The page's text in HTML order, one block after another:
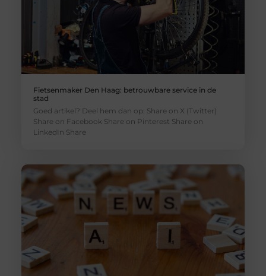
Fietsenmaker Den Haag: betrouwbare service in de
stad
Goed artikel? Deel hem dan op: Share on X (Twitter)
Share on Facebook Share on Pinterest Share on
LinkedIn Share